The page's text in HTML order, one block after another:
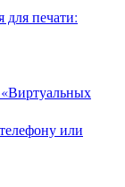
печати:
или